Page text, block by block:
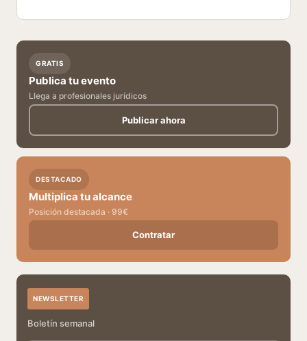
GRATIS
Publica tu evento
Llega a profesionales jurídicos
Publicar ahora
DESTACADO
Multiplica tu alcance
Posición destacada · 99€
Contratar
NEWSLETTER
Boletín semanal